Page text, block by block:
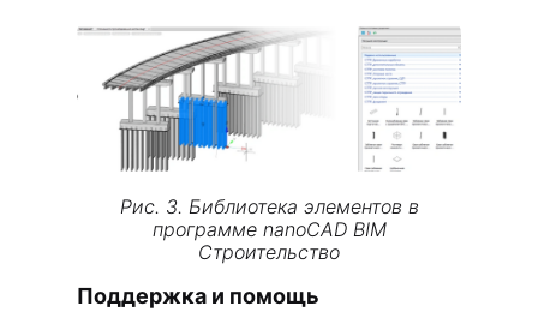
Рис. 3. Библиотека элементов в
программе nanoCAD BIM
Строительство
Поддержка и помощь